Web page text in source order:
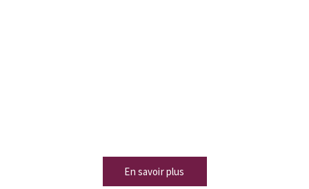
En savoir plus